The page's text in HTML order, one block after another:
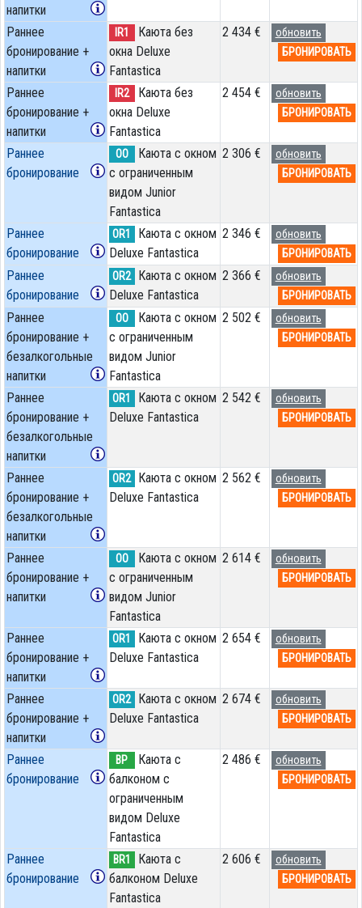
напитки
Раннее
бронирование +
напитки
IR1
Каюта без
окна Deluxe
Fantastica
2 434 €
обновить
БРОНИРОВАТЬ
Раннее
бронирование +
напитки
IR2
Каюта без
окна Deluxe
Fantastica
2 454 €
обновить
БРОНИРОВАТЬ
Раннее
бронирование
OO
Каюта с окном
с ограниченным
видом Junior
Fantastica
2 306 €
обновить
БРОНИРОВАТЬ
Раннее
бронирование
OR1
Каюта с окном
Deluxe Fantastica
2 346 €
обновить
БРОНИРОВАТЬ
Раннее
бронирование
OR2
Каюта с окном
Deluxe Fantastica
2 366 €
обновить
БРОНИРОВАТЬ
Раннее
бронирование +
безалкогольные
напитки
OO
Каюта с окном
с ограниченным
видом Junior
Fantastica
2 502 €
обновить
БРОНИРОВАТЬ
Раннее
бронирование +
безалкогольные
напитки
OR1
Каюта с окном
Deluxe Fantastica
2 542 €
обновить
БРОНИРОВАТЬ
Раннее
бронирование +
безалкогольные
напитки
OR2
Каюта с окном
Deluxe Fantastica
2 562 €
обновить
БРОНИРОВАТЬ
Раннее
бронирование +
напитки
OO
Каюта с окном
с ограниченным
видом Junior
Fantastica
2 614 €
обновить
БРОНИРОВАТЬ
Раннее
бронирование +
напитки
OR1
Каюта с окном
Deluxe Fantastica
2 654 €
обновить
БРОНИРОВАТЬ
Раннее
бронирование +
напитки
OR2
Каюта с окном
Deluxe Fantastica
2 674 €
обновить
БРОНИРОВАТЬ
Раннее
бронирование
BP
Каюта с
балконом c
ограниченным
видом Deluxe
Fantastica
2 486 €
обновить
БРОНИРОВАТЬ
Раннее
бронирование
BR1
Каюта с
балконом Deluxe
Fantastica
2 606 €
обновить
БРОНИРОВАТЬ